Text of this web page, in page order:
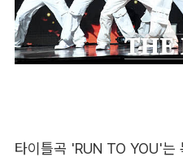
타이틀곡 'RUN TO YOU'는